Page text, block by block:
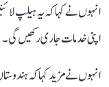
انہوں نے کہا کہ یہ ہیلپ
اپنی خدمات جاری رکھیں گی۔
انہوں نے مزید کہا کہ